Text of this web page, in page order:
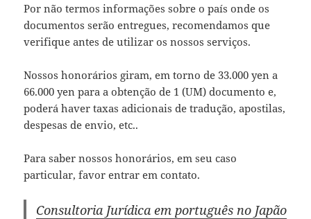
Por não termos informações sobre o país onde os
documentos serão entregues, recomendamos que
verifique antes de utilizar os nossos serviços.
Nossos honorários giram, em torno de 33.000 yen a
66.000 yen para a obtenção de 1 (UM) documento e,
poderá haver taxas adicionais de tradução, apostilas,
despesas de envio, etc..
Para saber nossos honorários, em seu caso
particular, favor entrar em contato.
Consultoria Jurídica em português no Japão